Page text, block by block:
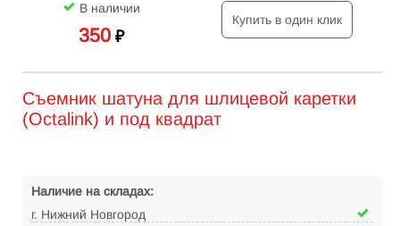
В наличии
350 ₽
Купить в один клик
Съемник шатуна для шлицевой каретки
(Octalink) и под квадрат
Наличие на складах:
г. Нижний Новгород